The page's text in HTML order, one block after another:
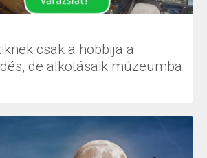
csak a hobbija a
de alkotásaik múzeumba